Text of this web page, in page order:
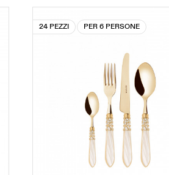
24 PEZZI PER 6 PERSONE